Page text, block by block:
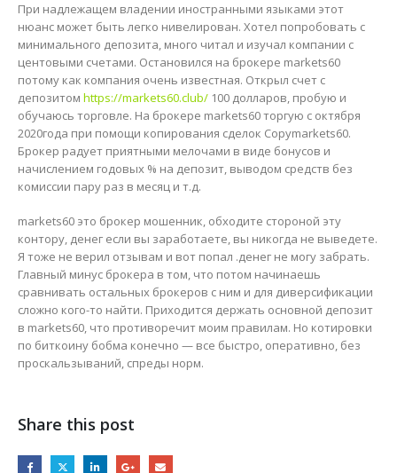
При надлежащем владении иностранными языками этот
нюанс может быть легко нивелирован. Хотел попробовать с
минимального депозита, много читал и изучал компании с
центовыми счетами. Остановился на брокере markets60
потому как компания очень известная. Открыл счет с
депозитом https://markets60.club/ 100 долларов, пробую и
обучаюсь торговле. На брокере markets60 торгую с октября
2020года при помощи копирования сделок Copymarkets60.
Брокер радует приятными мелочами в виде бонусов и
начислением годовых % на депозит, выводом средств без
комиссии пару раз в месяц и т.д.
markets60 это брокер мошенник, обходите стороной эту
контору, денег если вы заработаете, вы никогда не выведете.
Я тоже не верил отзывам и вот попал .денег не могу забрать.
Главный минус брокера в том, что потом начинаешь
сравнивать остальных брокеров с ним и для диверсификации
сложно кого-то найти. Приходится держать основной депозит
в markets60, что противоречит моим правилам. Но котировки
по биткоину бобма конечно — все быстро, оперативно, без
проскальзываний, спреды норм.
Share this post